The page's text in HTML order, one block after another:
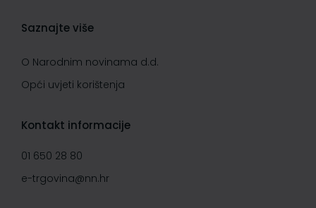
Saznajte više
O Narodnim novinama d.d.
Opći uvjeti korištenja
Kontakt informacije
01 650 28 80
e-trgovina@nn.hr